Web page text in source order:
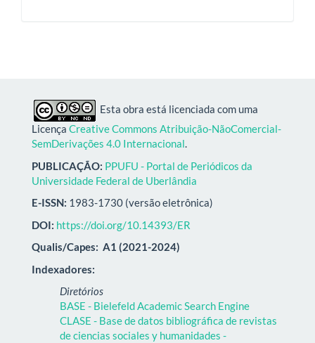
Esta obra está licenciada com uma
Licença Creative Commons Atribuição-NãoComercial-
SemDerivações 4.0 Internacional.
PUBLICAÇÃO: PPUFU - Portal de Periódicos da
Universidade Federal de Uberlândia
E-ISSN: 1983-1730 (versão eletrônica)
DOI: https://doi.org/10.14393/ER
Qualis/Capes: A1 (2021-2024)
Indexadores:
Diretórios
BASE - Bielefeld Academic Search Engine
CLASE - Base de datos bibliográfica de revistas
de ciencias sociales y humanidades -